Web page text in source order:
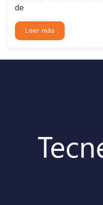
de
Leer más